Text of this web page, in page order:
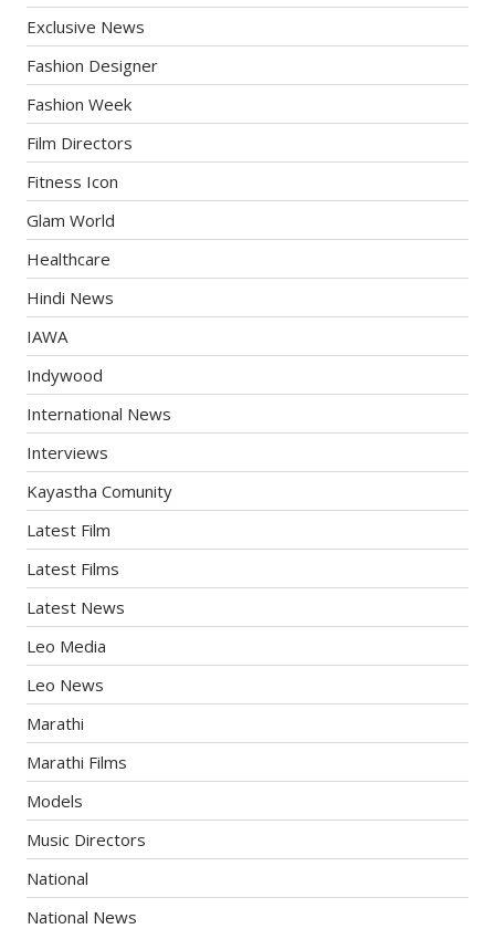
Exclusive News
Fashion Designer
Fashion Week
Film Directors
Fitness Icon
Glam World
Healthcare
Hindi News
IAWA
Indywood
International News
Interviews
Kayastha Comunity
Latest Film
Latest Films
Latest News
Leo Media
Leo News
Marathi
Marathi Films
Models
Music Directors
National
National News